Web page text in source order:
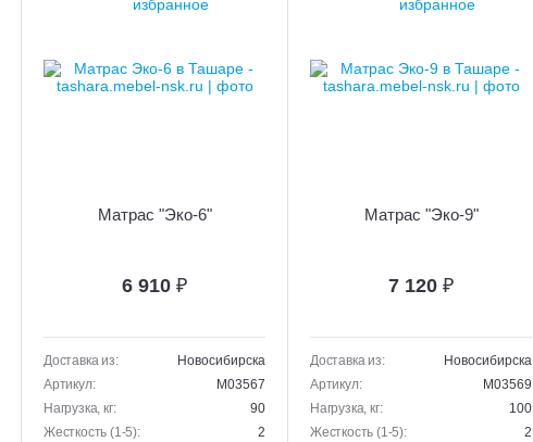
Матрас "Эко-6"
6 910 ₽
Доставка из:
Новосибирска
Артикул:
M03567
Нагрузка, кг:
90
Жесткость (1-5):
2
Матрас "Эко-9"
7 120 ₽
Доставка из:
Новосибирска
Артикул:
M03569
Нагрузка, кг:
100
Жесткость (1-5):
2